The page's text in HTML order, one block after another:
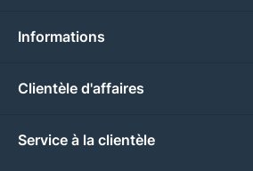
Informations
Clientèle d'affaires
Service à la clientèle